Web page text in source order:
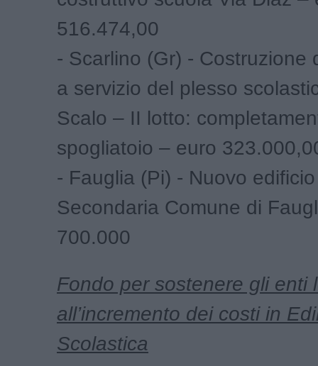
516.474,00
- Scarlino (Gr) - Costruzione
a servizio del plesso
Scalo – II lotto:
spogliatoio – euro
- Fauglia (Pi) - Nuovo
Secondaria Comune di
700.000
Fondo per sostenere gli enti
all’incremento dei costi in
Scolastica